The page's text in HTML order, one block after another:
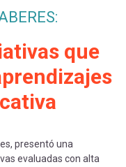
que
presentó una
evaluadas con alta